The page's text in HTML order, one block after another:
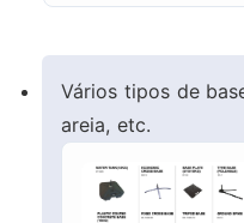
Vários tipos de
areia, etc.